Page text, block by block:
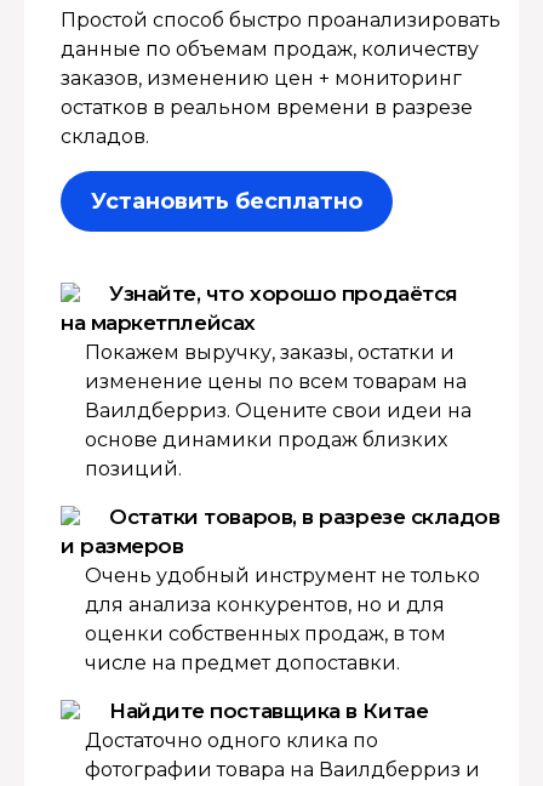
Простой способ быстро проанализировать
данные по объемам продаж, количеству
заказов, изменению цен + мониторинг
остатков в реальном времени в разрезе
складов.
Установить бесплатно
Узнайте, что хорошо продаётся
на маркетплейсах
Покажем выручку, заказы, остатки и
изменение цены по всем товарам на
Ваилдберриз. Оцените свои идеи на
основе динамики продаж близких
позиций.
Остатки товаров, в разрезе складов
и размеров
Очень удобный инструмент не только
для анализа конкурентов, но и для
оценки собственных продаж, в том
числе на предмет допоставки.
Найдите поставщика в Китае
Достаточно одного клика по
фотографии товара на Ваилдберриз и